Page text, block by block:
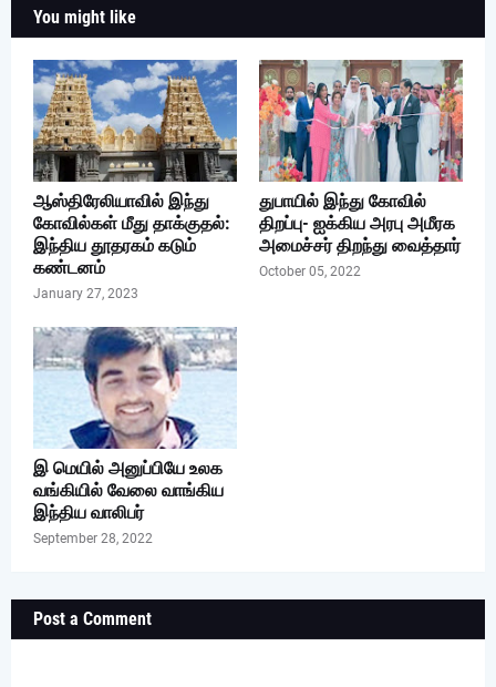
You might like
ஆஸ்திரேலியாவில் இந்து
கோவில்கள் மீது தாக்குதல்:
இந்திய தூதரகம் கடும்
கண்டனம்
January 27, 2023
துபாயில் இந்து கோவில்
திறப்பு- ஐக்கிய அரபு அமீரக
அமைச்சர் திறந்து வைத்தார்
October 05, 2022
இ மெயில் அனுப்பியே உலக
வங்கியில் வேலை வாங்கிய
இந்திய வாலிபர்
September 28, 2022
Post a Comment